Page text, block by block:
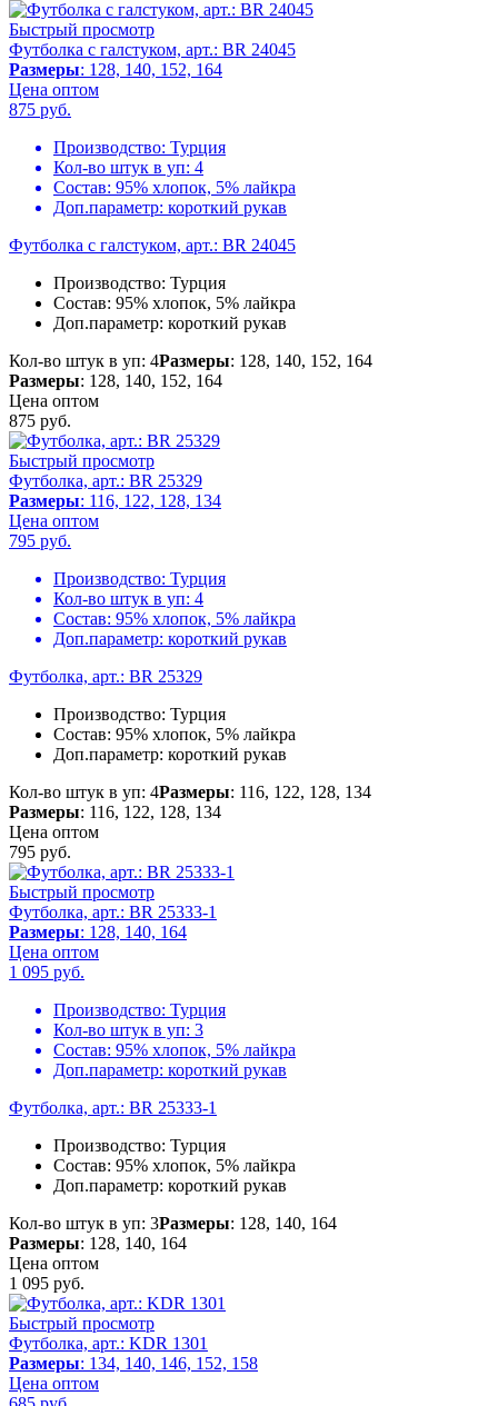
Быстрый просмотр
Футболка с галстуком, арт.: BR 24045
Размеры: 128, 140, 152, 164
Цена оптом
875 руб.
Производство: Турция
Кол-во штук в уп: 4
Состав: 95% хлопок, 5% лайкра
Доп.параметр: короткий рукав
Футболка с галстуком, арт.: BR 24045
Производство: Турция
Состав: 95% хлопок, 5% лайкра
Доп.параметр: короткий рукав
Кол-во штук в уп: 4Размеры: 128, 140, 152, 164
Размеры: 128, 140, 152, 164
Цена оптом
875 руб.
Быстрый просмотр
Футболка, арт.: BR 25329
Размеры: 116, 122, 128, 134
Цена оптом
795 руб.
Производство: Турция
Кол-во штук в уп: 4
Состав: 95% хлопок, 5% лайкра
Доп.параметр: короткий рукав
Футболка, арт.: BR 25329
Производство: Турция
Состав: 95% хлопок, 5% лайкра
Доп.параметр: короткий рукав
Кол-во штук в уп: 4Размеры: 116, 122, 128, 134
Размеры: 116, 122, 128, 134
Цена оптом
795 руб.
Быстрый просмотр
Футболка, арт.: BR 25333-1
Размеры: 128, 140, 164
Цена оптом
1 095 руб.
Производство: Турция
Кол-во штук в уп: 3
Состав: 95% хлопок, 5% лайкра
Доп.параметр: короткий рукав
Футболка, арт.: BR 25333-1
Производство: Турция
Состав: 95% хлопок, 5% лайкра
Доп.параметр: короткий рукав
Кол-во штук в уп: 3Размеры: 128, 140, 164
Размеры: 128, 140, 164
Цена оптом
1 095 руб.
Быстрый просмотр
Футболка, арт.: KDR 1301
Размеры: 134, 140, 146, 152, 158
Цена оптом